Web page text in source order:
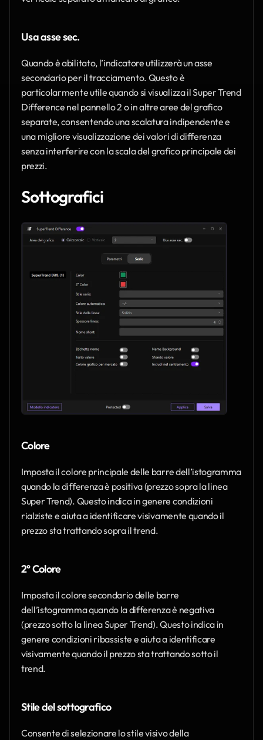
Usa asse sec.
Quando è abilitato, l’indicatore utilizzerà un asse
secondario per il tracciamento. Questo è
particolarmente utile quando si visualizza il Super Trend
Difference nel pannello 2 o in altre aree del grafico
separate, consentendo una scalatura indipendente e
una migliore visualizzazione dei valori di differenza
senza interferire con la scala del grafico principale dei
prezzi.
Sottografici
Colore
Imposta il colore principale delle barre dell’istogramma
quando la differenza è positiva (prezzo sopra la linea
Super Trend). Questo indica in genere condizioni
rialziste e aiuta a identificare visivamente quando il
prezzo sta trattando sopra il trend.
2° Colore
Imposta il colore secondario delle barre
dell’istogramma quando la differenza è negativa
(prezzo sotto la linea Super Trend). Questo indica in
genere condizioni ribassiste e aiuta a identificare
visivamente quando il prezzo sta trattando sotto il
trend.
Stile del sottografico
Consente di selezionare lo stile visivo della